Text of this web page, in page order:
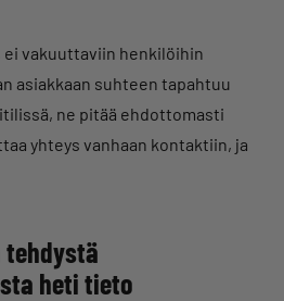
ei vakuuttaviin henkilöihin
asiakkaan suhteen tapahtuu
ne pitää ehdottomasti
yhteys vanhaan kontaktiin, ja
heti tieto